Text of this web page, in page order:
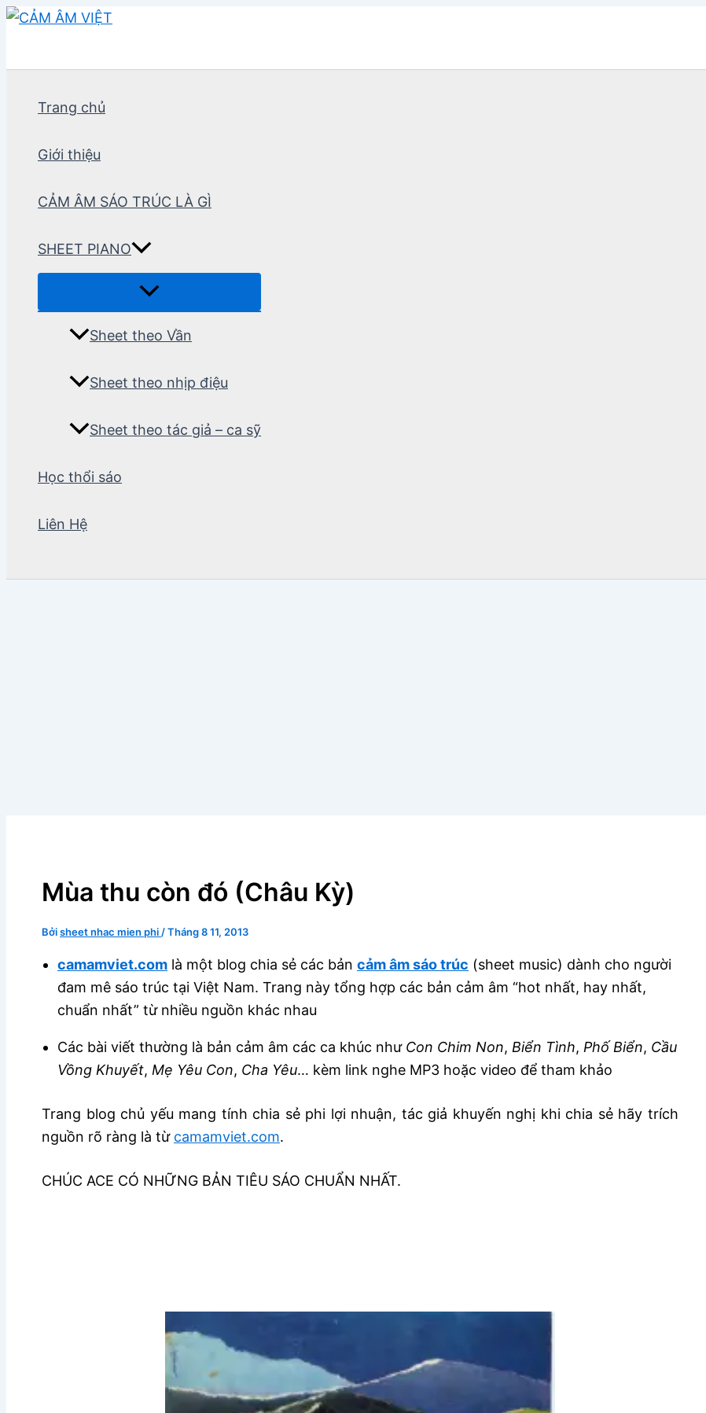
Nhảy
Trang chủ
Giới thiệu
CẢM ÂM SÁO TRÚC LÀ GÌ
SHEET PIANO
Sheet theo Vần
Sheet theo nhịp điệu
Sheet theo tác giả – ca sỹ
Học thổi sáo
Liên Hệ
Mùa thu còn đó (Châu Kỳ)
Bởisheet nhac mien phi /Tháng 8 11, 2013
camamviet.com là một blog chia sẻ các bản cảm âm sáo trúc (sheet music) dành cho người
đam mê sáo trúc tại Việt Nam. Trang này tổng hợp các bản cảm âm “hot nhất, hay nhất,
chuẩn nhất” từ nhiều nguồn khác nhau
Các bài viết thường là bản cảm âm các ca khúc như Con Chim Non, Biển Tình, Phố Biển, Cầu
Vồng Khuyết, Mẹ Yêu Con, Cha Yêu… kèm link nghe MP3 hoặc video để tham khảo
Trang blog chủ yếu mang tính chia sẻ phi lợi nhuận, tác giả khuyến nghị khi chia sẻ hãy trích
nguồn rõ ràng là từ camamviet.com.
CHÚC ACE CÓ NHỮNG BẢN TIÊU SÁO CHUẨN NHẤT.